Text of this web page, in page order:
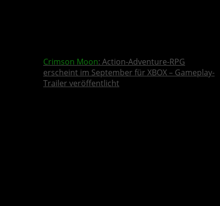
Crimson Moon: Action-Adventure-RPG
erscheint im September für XBOX – Gameplay-
Trailer veröffentlicht